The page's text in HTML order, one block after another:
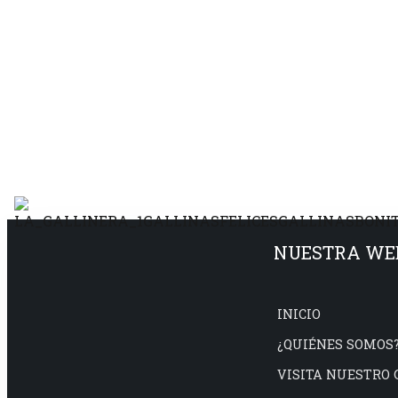
NUESTRA
INICIO
¿QUIÉNES SOMOS?
VISITA NUESTRO